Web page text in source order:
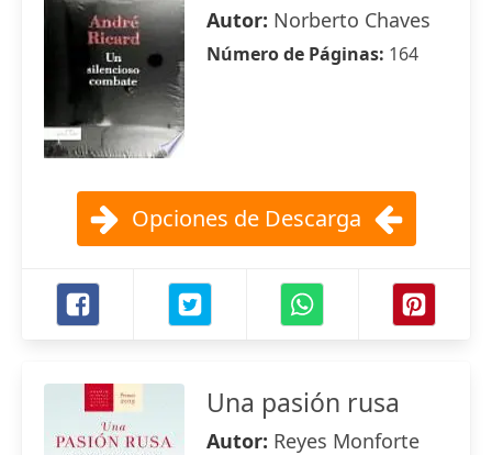
Autor: Norberto Chaves
Número de Páginas: 164
Opciones de Descarga
Una pasión rusa
Autor: Reyes Monforte